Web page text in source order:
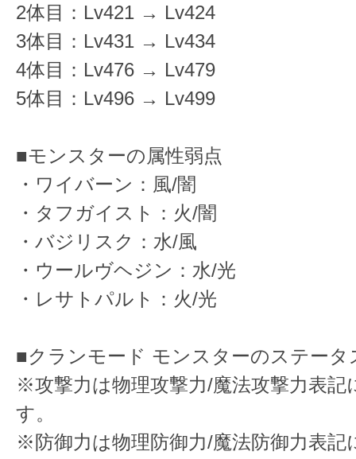
2体目：Lv421 → Lv424
3体目：Lv431 → Lv434
4体目：Lv476 → Lv479
5体目：Lv496 → Lv499
■モンスターの属性弱点
・ワイバーン：風/闇
・タフガイスト：火/闇
・バジリスク：水/風
・ウールヴヘジン：水/光
・レサトパルト：火/光
■クランモード モンスターのステータ
※攻撃力は物理攻撃力/魔法攻撃力表記
す。
※防御力は物理防御力/魔法防御力表記